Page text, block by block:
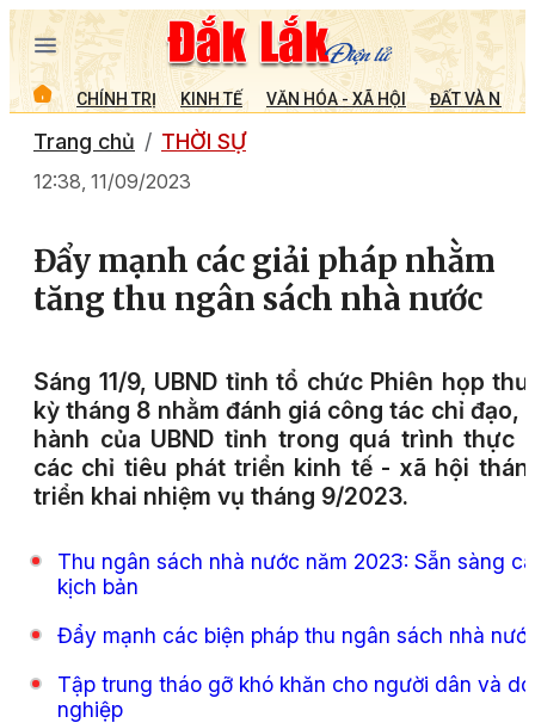
CHÍNH TRỊ KINH TẾ VĂN HÓA - XÃ HỘI ĐẤT VÀ
Trang chủ THỜI SỰ
12:38, 11/09/2023
Đẩy mạnh các giải pháp nhằm
tăng thu ngân sách nhà nước
Sáng 11/9, UBND tỉnh tổ chức Phiên họp
kỳ tháng 8 nhằm đánh giá công tác chỉ đạo,
hành của UBND tỉnh trong quá trình thực
các chỉ tiêu phát triển kinh tế - xã hội
triển khai nhiệm vụ tháng 9/2023.
Thu ngân sách nhà nước năm 2023: Sẵn sàng
kịch bản
Đẩy mạnh các biện pháp thu ngân sách nhà
Tập trung tháo gỡ khó khăn cho người dân và
nghiệp